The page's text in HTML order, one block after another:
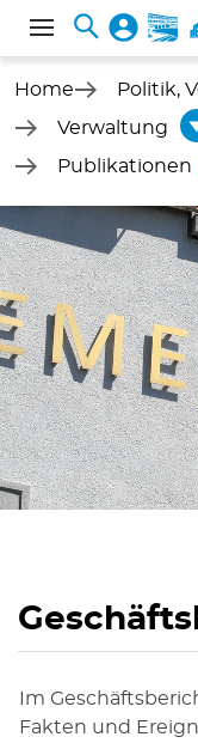
Home
Politik,
Verwaltung
Publikationen
Im
Fakten und
Zugehörige